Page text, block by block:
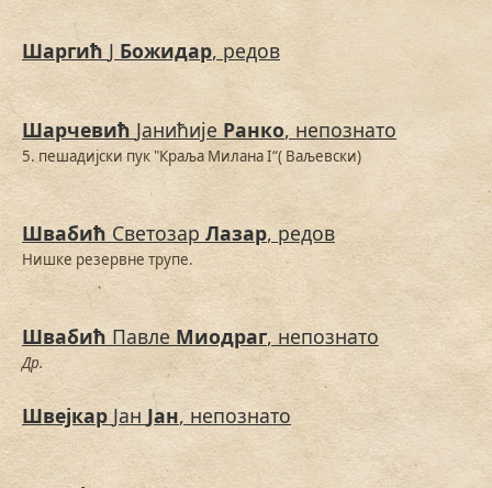
Шаргић Ј Божидар, редов
Шарчевић Јанићије Ранко, непознато
5. пешадијски пук "Краља Милана I“( Ваљевски)
Швабић Светозар Лазар, редов
Нишке резервне трупе.
Швабић Павле Миодраг, непознато
Др.
Швејкар Јан Јан, непознато